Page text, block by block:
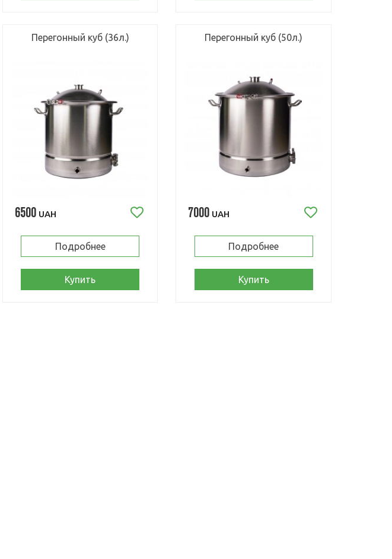
Перегонный куб (36л.)
6500UAH
Подробнее
Купить
Перегонный куб (50л.)
7000 UAH
Подробнее
Купить